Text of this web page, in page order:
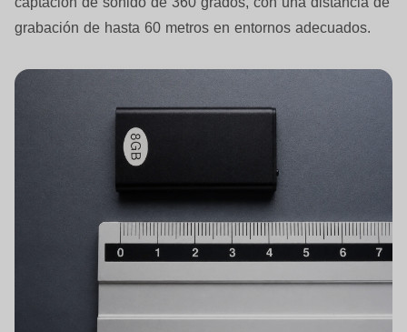
grabación de hasta 60 metros en entornos adecuados.